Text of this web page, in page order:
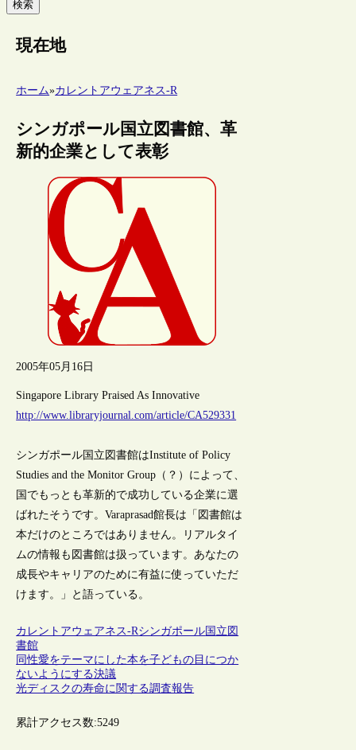
検索
現在地
ホーム»カレントアウェアネス-R
シンガポール国立図書館、革
新的企業として表彰
2005年05月16日
Singapore Library Praised As Innovative
http://www.libraryjournal.com/article/CA529331
シンガポール国立図書館はInstitute of Policy
Studies and the Monitor Group（？）によって、
国でもっとも革新的で成功している企業に選
ばれたそうです。Varaprasad館長は「図書館は
本だけのところではありません。リアルタイ
ムの情報も図書館は扱っています。あなたの
成長やキャリアのために有益に使っていただ
けます。」と語っている。
カレントアウェアネス-Rシンガポール 国立図
書館
同性愛をテーマにした本を子どもの目につか
ないようにする決議
光ディスクの寿命に関する調査報告
累計アクセス数:5249